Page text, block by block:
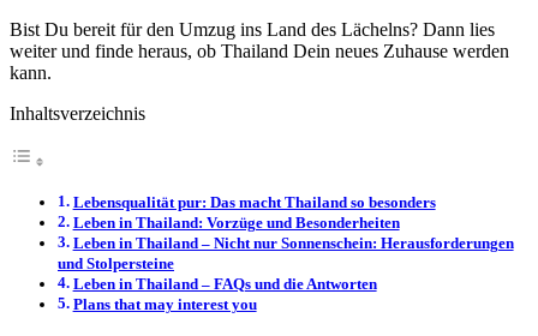
Bist Du bereit für den Umzug ins Land des Lächelns? Dann lies
weiter und finde heraus, ob Thailand Dein neues Zuhause werden
kann.
Inhaltsverzeichnis
Lebensqualität pur: Das macht Thailand so besonders
Leben in Thailand: Vorzüge und Besonderheiten
Leben in Thailand – Nicht nur Sonnenschein: Herausforderungen
und Stolpersteine
Leben in Thailand – FAQs und die Antworten
Plans that may interest you